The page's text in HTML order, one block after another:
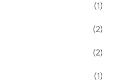
(1)
(2)
(2)
(1)